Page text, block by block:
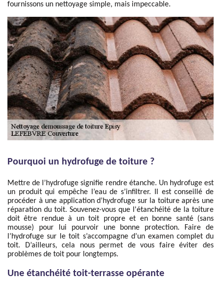
fournissons un nettoyage simple, mais impeccable.
Pourquoi un hydrofuge de toiture ?
Mettre de l’hydrofuge signifie rendre étanche. Un hydrofuge est
un produit qui empêche l’eau de s’infiltrer. Il est conseillé de
procéder à une application d’hydrofuge sur la toiture après une
réparation du toit. Souvenez-vous que l'étanchéité de la toiture
doit être rendue à un toit propre et en bonne santé (sans
mousse) pour lui pourvoir une bonne protection. Faire de
l’hydrofuge sur le toit s’accompagne d’un examen complet du
toit. D’ailleurs, cela nous permet de vous faire éviter des
problèmes de toit pour longtemps.
Une étanchéité toit-terrasse opérante